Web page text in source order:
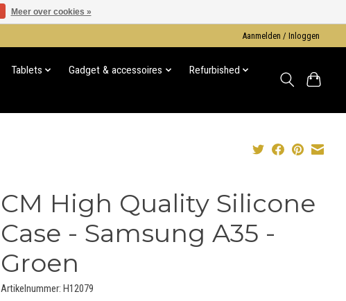
Aanmelden / Inloggen
Tablets Gadget & accessoires
Refurbished
CM High Quality Silicone
Case - Samsung A35 -
Groen
Artikelnummer: H12079
Meer over cookies »